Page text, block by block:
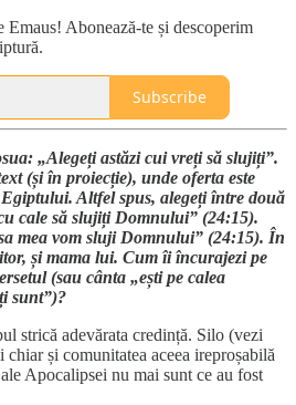
Abonează-te și descoperim
Subscribe
„Alegeți astăzi cui vreți să slujiți”.
(și în proiecție), unde oferta este
Altfel spus, alegeți între două
cale să slujiți Domnului” (24:15).
mea vom sluji Domnului” (24:15). În
și mama lui. Cum îi încurajezi pe
(sau cânta „ești pe calea
sunt”)?
strică adevărata credință. Silo (vezi
și comunitatea aceea ireproșabilă
Apocalipsei nu mai sunt ce au fost